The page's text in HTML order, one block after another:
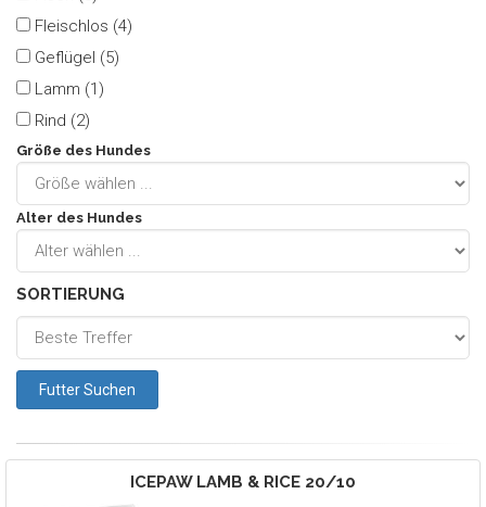
Fleischlos (4)
Geflügel (5)
Lamm (1)
Rind (2)
Größe des Hundes
Alter des Hundes
SORTIERUNG
ICEPAWLAMB & RICE 20/10